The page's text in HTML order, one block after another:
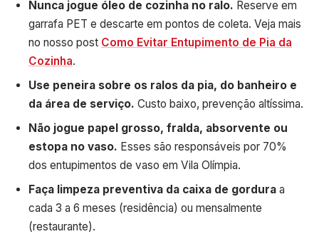
Nunca jogue óleo de cozinha no ralo. Reserve em
garrafa PET e descarte em pontos de coleta. Veja mais
no nosso post Como Evitar Entupimento de Pia da
Cozinha.
Use peneira sobre os ralos da pia, do banheiro e
da área de serviço. Custo baixo, prevenção altíssima.
Não jogue papel grosso, fralda, absorvente ou
estopa no vaso. Esses são responsáveis por 70%
dos entupimentos de vaso em Vila Olímpia.
Faça limpeza preventiva da caixa de gordura a
cada 3 a 6 meses (residência) ou mensalmente
(restaurante).